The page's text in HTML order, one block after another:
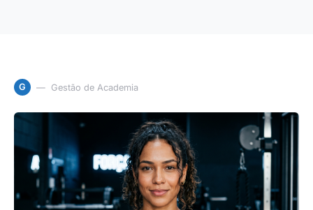
G Gestão de Academia